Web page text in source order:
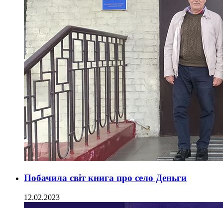
Побачила світ книга про село Деньги
12.02.2023